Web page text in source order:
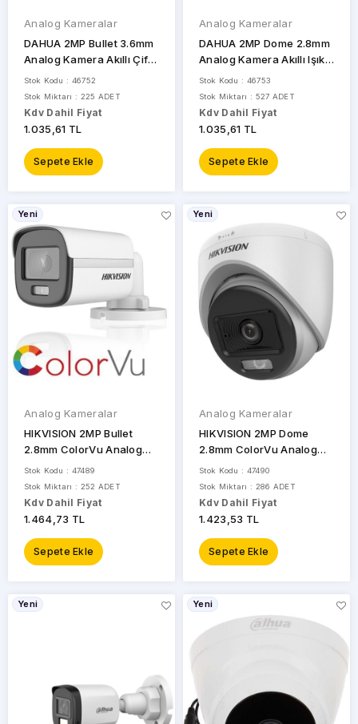
Analog Kameralar
DAHUA 2MP Bullet 3.6mm
Analog Kamera Akıllı Çift
Işıklı HAC-B1A21-U-IL-
0360B
Stok Kodu : 46752
Stok Miktarı : 225 ADET
Kdv Dahil Fiyat
1.035,61 TL
Sepete Ekle
Analog Kameralar
DAHUA 2MP Dome 2.8mm
Analog Kamera Akıllı Işıklı
HAC-T1A21P-U-IL-0280B
Stok Kodu : 46753
Stok Miktarı : 527 ADET
Kdv Dahil Fiyat
1.035,61 TL
Sepete Ekle
Yeni
Analog Kameralar
HIKVISION 2MP Bullet
2.8mm ColorVu Analog
Kamera Akıllı Hibrit Işıklı
DS-2CE10DF0T-LPFS
Stok Kodu : 47489
Stok Miktarı : 252 ADET
Kdv Dahil Fiyat
1.464,73 TL
Sepete Ekle
Yeni
Analog Kameralar
HIKVISION 2MP Dome
2.8mm ColorVu Analog
Kamera DS-2CE70DF0T-
LPFS
Stok Kodu : 47490
Stok Miktarı : 286 ADET
Kdv Dahil Fiyat
1.423,53 TL
Sepete Ekle
Yeni Yeni